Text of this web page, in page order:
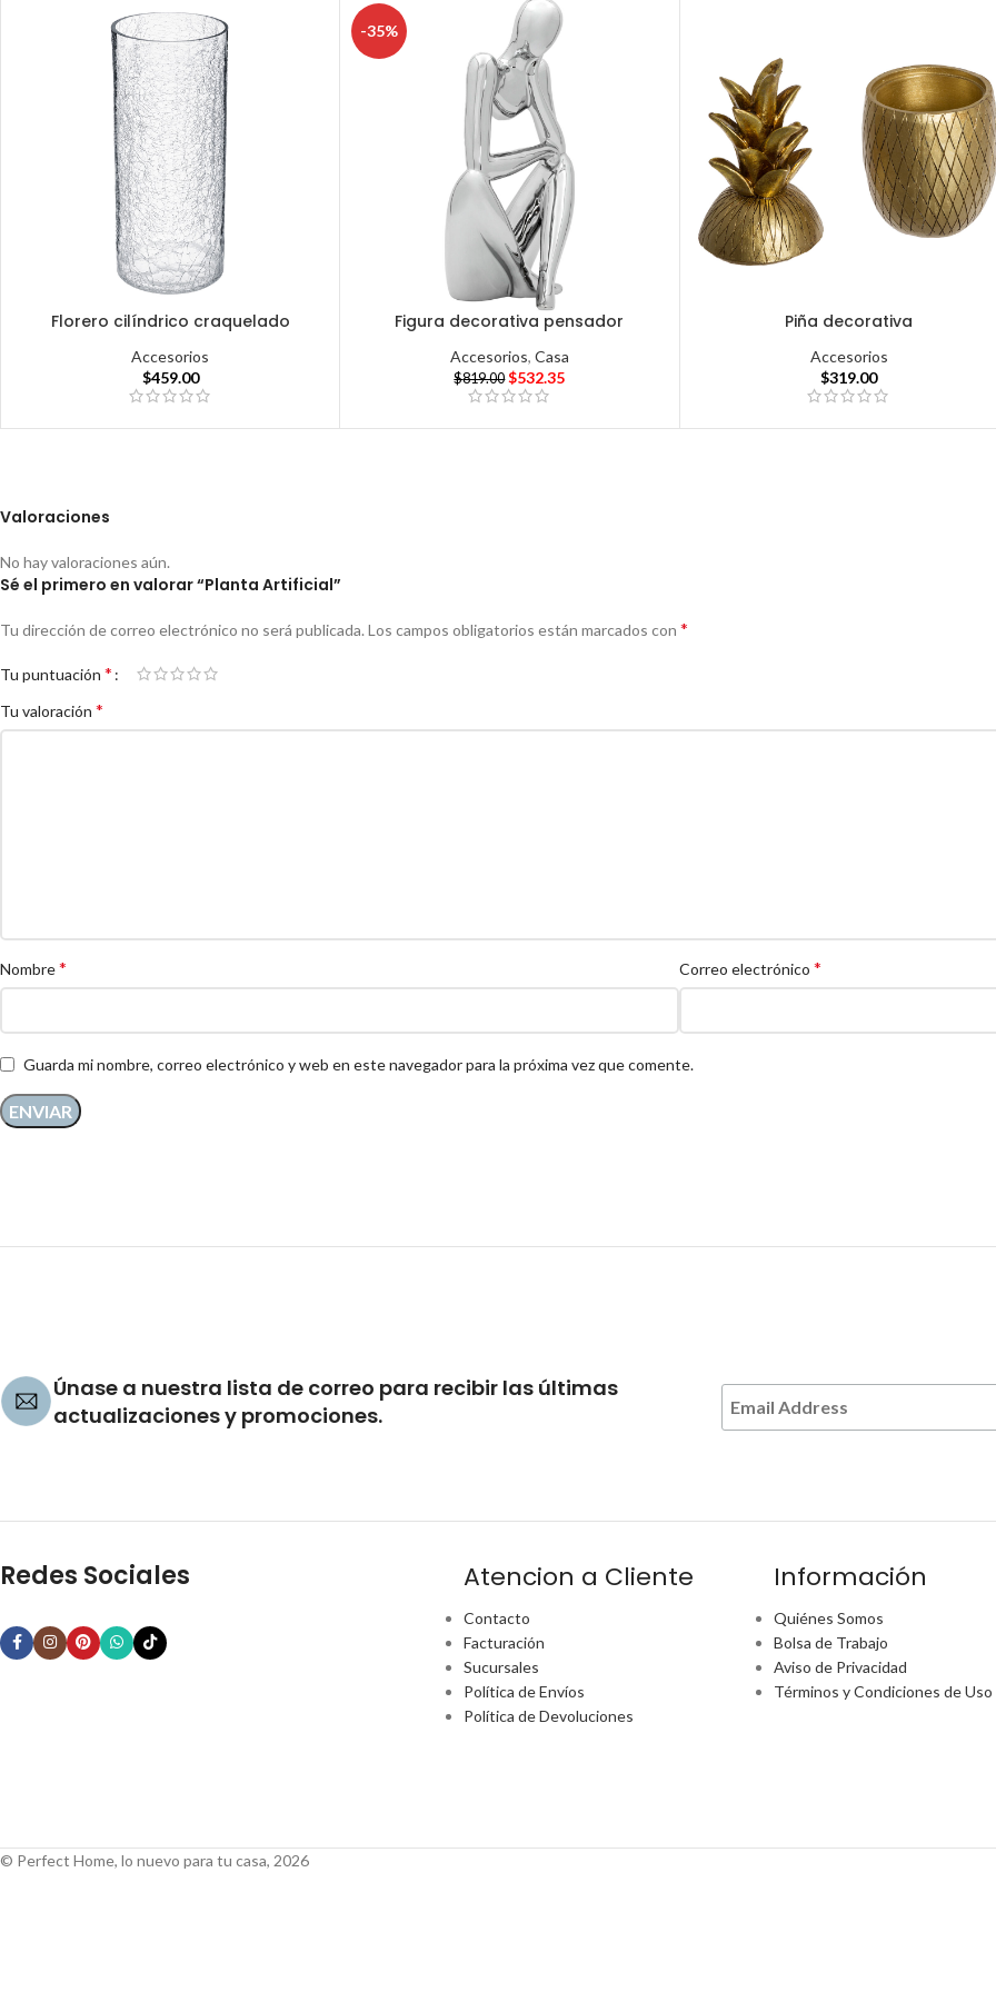
Florero cilíndrico craquelado
Accesorios
$459.00
-35%
Figura decorativa pensador
Accesorios, Casa
$819.00 $532.35
Piña decorativa
Accesorios
$319.00
Valoraciones
No hay valoraciones aún.
Sé el primero en valorar “Planta Artificial”
Tu dirección de correo electrónico no será publicada.Los campos obligatorios están marcados con *
Tu puntuación *
Tu valoración *
Nombre* Correo electrónico *
Guarda mi nombre, correo electrónico y web en este navegador para la próxima vez que comente.
Únase a nuestra lista de correo para recibir las últimas
actualizaciones y promociones.
Redes Sociales Atencion a Cliente
Contacto
Facturación
Sucursales
Política de Envíos
Política de Devoluciones
Información
Quiénes Somos
Bolsa de Trabajo
Aviso de Privacidad
Términos y Condiciones de Uso
© Perfect Home, lo nuevo para tu casa, 2026